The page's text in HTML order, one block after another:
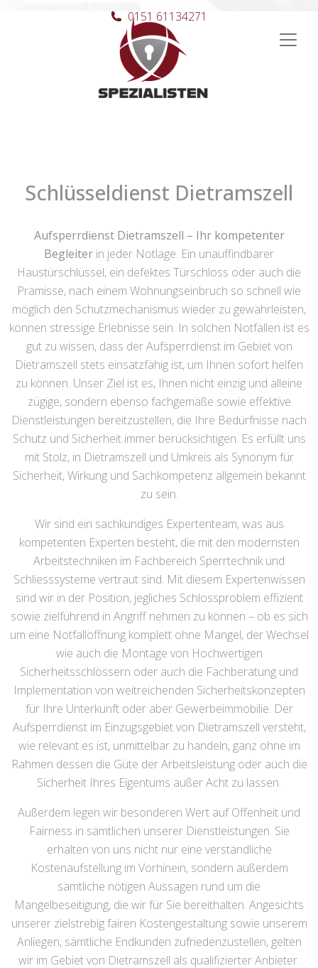
Hauptnavigation
0151 61134271
Schlüsseldienst Dietramszell
Aufsperrdienst Dietramszell – Ihr kompetenter
Begleiter in jeder Notlage. Ein unauffindbarer
Haustürschlüssel, ein defektes Türschloss oder auch die
Prämisse, nach einem Wohnungseinbruch so schnell wie
möglich den Schutzmechanismus wieder zu gewährleisten,
können stressige Erlebnisse sein. In solchen Notfällen ist es
gut zu wissen, dass der Aufsperrdienst im Gebiet von
Dietramszell stets einsatzfähig ist, um Ihnen sofort helfen
zu können. Unser Ziel ist es, Ihnen nicht einzig und alleine
zügige, sondern ebenso fachgemäße sowie effektive
Dienstleistungen bereitzustellen, die Ihre Bedürfnisse nach
Schutz und Sicherheit immer berücksichtigen. Es erfüllt uns
mit Stolz, in Dietramszell und Umkreis als Synonym für
Sicherheit, Wirkung und Sachkompetenz allgemein bekannt
zu sein.
Wir sind ein sachkundiges Expertenteam, was aus
kompetenten Experten besteht, die mit den modernsten
Arbeitstechniken im Fachbereich Sperrtechnik und
Schliesssysteme vertraut sind. Mit diesem Expertenwissen
sind wir in der Position, jegliches Schlossproblem effizient
sowie zielführend in Angriff nehmen zu können – ob es sich
um eine Notfallöffnung komplett ohne Mangel, der Wechsel
wie auch die Montage von Hochwertigen
Sicherheitsschlössern oder auch die Fachberatung und
Implementation von weitreichenden Sicherheitskonzepten
für Ihre Unterkunft oder aber Gewerbeimmobilie. Der
Aufsperrdienst im Einzugsgebiet von Dietramszell versteht,
wie relevant es ist, unmittelbar zu handeln, ganz ohne im
Rahmen dessen die Güte der Arbeitsleistung oder auch die
Sicherheit Ihres Eigentums außer Acht zu lassen.
Außerdem legen wir besonderen Wert auf Offenheit und
Fairness in sämtlichen unserer Dienstleistungen. Sie
erhalten von uns nicht nur eine verständliche
Kostenaufstellung im Vorhinein, sondern außerdem
sämtliche nötigen Aussagen rund um die
Mangelbeseitigung, die wir für Sie bereithalten. Angesichts
unserer zielstrebig fairen Kostengestaltung sowie unserem
Anliegen, sämtliche Endkunden zufriedenzustellen, gelten
wir im Gebiet von Dietramszell als qualifizierter Anbieter.